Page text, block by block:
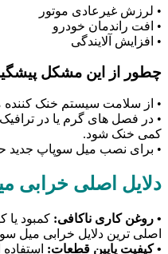
• لرزش غیرعادی موتور
• افت راندمان خودرو
• افزایش آلایندگی
چطور از این مشکل
• از سلامت سیستم خنک کننده
• در فصل های گرم یا در
کمی خنک شود.
• برای نصب میل سوپاپ جدید
دلایل اصلی
• روغن کاری ناکافی: کمبود یا
اصلی ترین دلایل خرابی میل
• کیفیت پایین قطعات: